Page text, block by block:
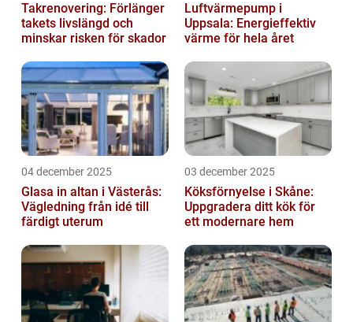
Takrenovering: Förlänger
takets livslängd och
minskar risken för skador
Luftvärmepump i
Uppsala: Energieffektiv
värme för hela året
04 december 2025
Glasa in altan i Västerås:
Vägledning från idé till
färdigt uterum
03 december 2025
Köksförnyelse i Skåne:
Uppgradera ditt kök för
ett modernare hem